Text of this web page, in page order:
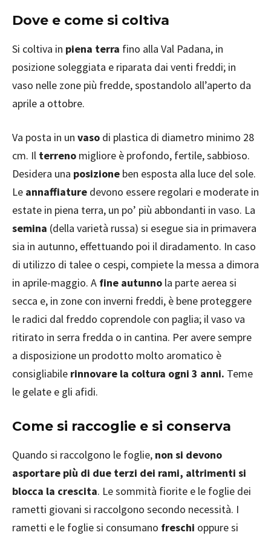
Dove e come si coltiva
Si coltiva in piena terra fino alla Val Padana, in
posizione soleggiata e riparata dai venti freddi; in
vaso nelle zone più fredde, spostandolo all’aperto da
aprile a ottobre.
Va posta in un vaso di plastica di diametro minimo 28
cm. Il terreno migliore è profondo, fertile, sabbioso.
Desidera una posizione ben esposta alla luce del sole.
Le annaffiature devono essere regolari e moderate in
estate in piena terra, un po’ più abbondanti in vaso. La
semina (della varietà russa) si esegue sia in primavera
sia in autunno, effettuando poi il diradamento. In caso
di utilizzo di talee o cespi, compiete la messa a dimora
in aprile-maggio. A fine autunno la parte aerea si
secca e, in zone con inverni freddi, è bene proteggere
le radici dal freddo coprendole con paglia; il vaso va
ritirato in serra fredda o in cantina. Per avere sempre
a disposizione un prodotto molto aromatico è
consigliabile rinnovare la coltura ogni 3 anni. Teme
le gelate e gli afidi.
Come si raccoglie e si conserva
Quando si raccolgono le foglie, non si devono
asportare più di due terzi dei rami, altrimenti si
blocca la crescita. Le sommità fiorite e le foglie dei
rametti giovani si raccolgono secondo necessità. I
rametti e le foglie si consumano freschi oppure si